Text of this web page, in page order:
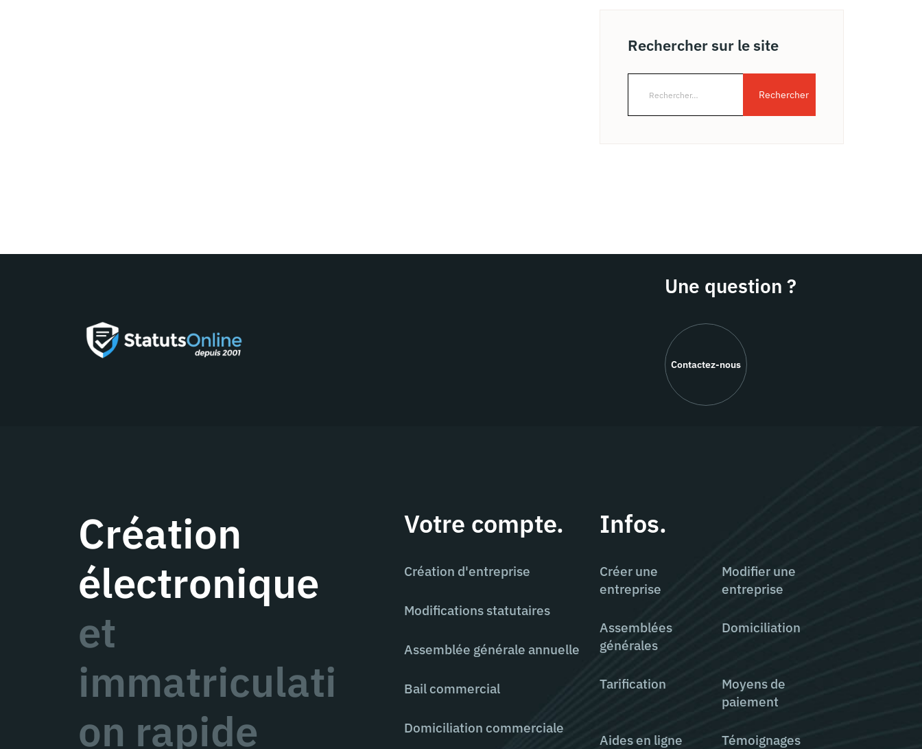
Rechercher sur le site
Une question ?
Contactez-nous
Création
électronique
et
immatriculati
on rapide
Votre compte.
Création d'entreprise
Modifications statutaires
Assemblée générale annuelle
Bail commercial
Domiciliation commerciale
Infos.
Créer une
entreprise
Modifier une
entreprise
Assemblées
générales
Domiciliation
Tarification
Moyens de
paiement
Aides en ligne Témoignages